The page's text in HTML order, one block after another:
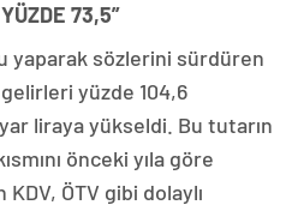
73,5”
yaparak sözlerini sürdüren
gelirleri yüzde 104,6
liraya yükseldi. Bu tutarın
önceki yıla göre
ÖTV gibi dolaylı